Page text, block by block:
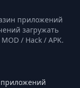
приложений
загружать
/ Hack / APK.
приложений